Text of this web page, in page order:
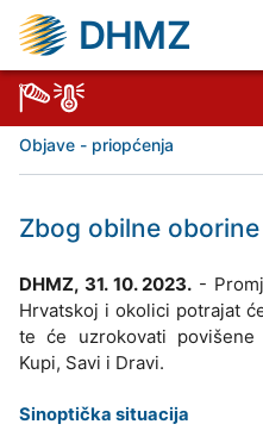
DHMZ
Objave - priopćenja
Zbog obilne
DHMZ, 31. 10. 2023. -
Hrvatskoj i okolici potrajat
te će uzrokovati
Kupi, Savi i Dravi.
Sinoptička situacija